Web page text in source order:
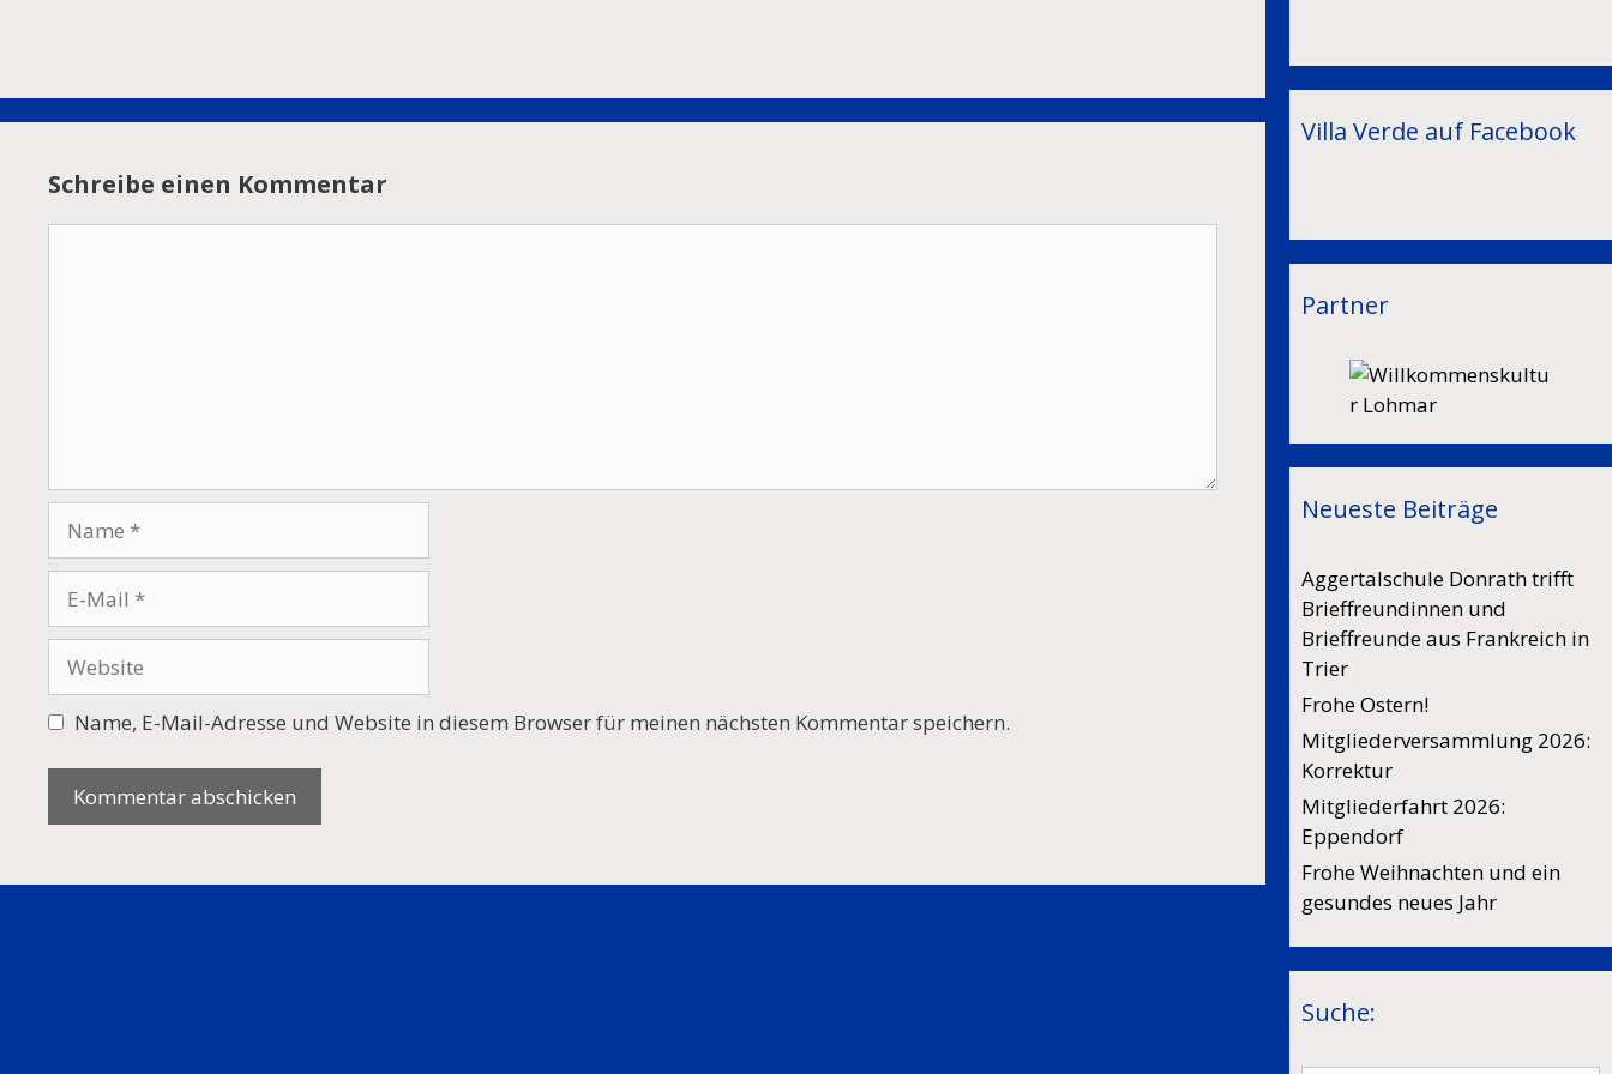
Schreibe einen Kommentar
Mail
Name, E-Mail-Adresse und Website in diesem Browser für meinen nächsten Kommentar speichern.
Villa Verde auf Facebook
Partner
Neueste Beiträge
Aggertalschule Donrath trifft
Brieffreundinnen und
Brieffreunde aus Frankreich in
Trier
Frohe Ostern!
Mitgliederversammlung 2026:
Korrektur
Mitgliederfahrt 2026:
Eppendorf
Frohe Weihnachten und ein
gesundes neues Jahr
Suche: